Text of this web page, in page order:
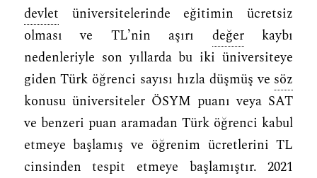
devlet üniversitelerinde eğitimin ücretsiz
olması ve TL’nin aşırı değerkaybı
nedenleriyle son yıllarda bu iki üniversiteye
giden Türk öğrenci sayısı hızla düşmüş ve söz
konusu üniversiteler ÖSYM puanı veya SAT
ve benzeri puan aramadan Türk öğrenci kabul
etmeye başlamış ve öğrenim ücretlerini TL
cinsinden tespit etmeye başlamıştır. 2021